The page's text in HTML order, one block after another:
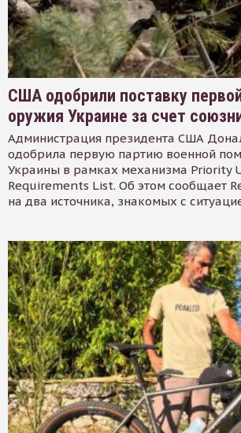
США одобрили поставку
оружия Украине за счет
Администрация президента США
одобрила первую партию военной
Украины в рамках механизма Priority
Requirements List. Об этом сообщает
на два источника, знакомых с